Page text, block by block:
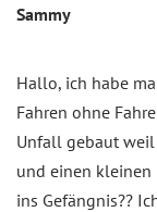
Sammy
Hallo, ich habe
Fahren ohne
Unfall gebaut weil
und einen kleinen
ins Gefängnis??